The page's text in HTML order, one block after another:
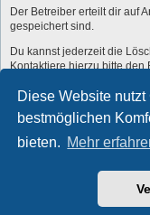
Diese Website
bestmöglichen
bieten. Mehr
Der Betreiber erteilt dir auf
gespeichert sind.
Du kannst jederzeit die
Kontaktiere hierzu bitte den
Zurück zur vorherigen Seite
Startseite Foren-
Powered by